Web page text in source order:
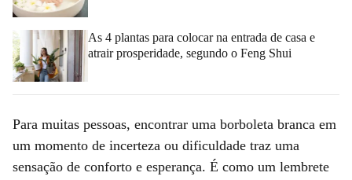
As 4 plantas para colocar na entrada de casa e
atrair prosperidade, segundo o Feng Shui
Para muitas pessoas, encontrar uma borboleta branca em
um momento de incerteza ou dificuldade traz uma
sensação de conforto e esperança. É como um lembrete